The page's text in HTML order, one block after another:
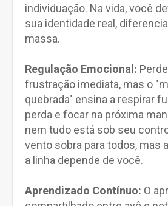
individuação. Na vida, você
sua identidade real,
massa.
Regulação Emocional:
frustração imediata, mas o
quebrada" ensina a respirar
perda e focar na próxima
nem tudo está sob seu
vento sobra para todos, mas
a linha depende de você.
Aprendizado Contínuo: O